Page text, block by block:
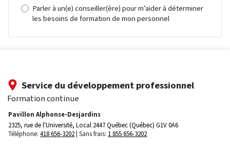
Parler à un(e) conseiller(ère) pour m’aider à déterminer
les besoins de formation de mon personnel
Service du développement professionnel
Formation continue
Pavillon Alphonse-Desjardins
2325, rue de l'Université, Local 2447Québec (Québec) G1V 0A6
Téléphone: 418 656-3202 Sans frais: 1 855 656-3202